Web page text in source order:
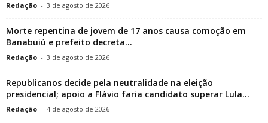
Redação - 3 de agosto de 2026
Morte repentina de jovem de 17 anos causa comoção em
Banabuiú e prefeito decreta...
Redação - 3 de agosto de 2026
Republicanos decide pela neutralidade na eleição
presidencial; apoio a Flávio faria candidato superar Lula...
Redação - 4 de agosto de 2026